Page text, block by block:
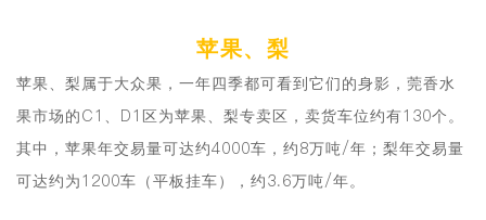
苹果、梨
苹果、梨属于大众果，一年四季都可看到它们的身影，莞香水
果市场的C1、D1区为苹果、梨专卖区，卖货车位约有130个。
其中，苹果年交易量可达约4000车，约8万吨/年；梨年交易量
可达约为1200车（平板挂车），约3.6万吨/年。